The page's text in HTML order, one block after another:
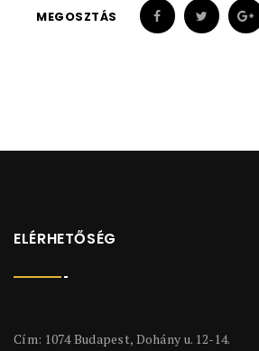
MEGOSZTÁS
ELÉRHETŐSÉG
Cím: 1074 Budapest, Dohány u. 12-14.